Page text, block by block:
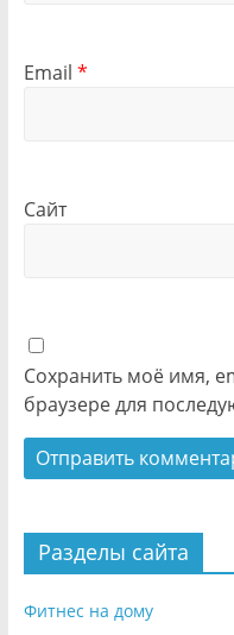
Email *
Сайт
Сохранить моё имя,
браузере для
Разделы сайта
Фитнес на дому